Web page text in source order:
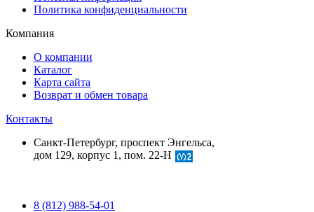
Политика конфиденциальности
Компания
О компании
Каталог
Карта сайта
Возврат и обмен товара
Контакты
Санкт-Петербург, проспект Энгельса,
дом 129, корпус 1, пом. 22-Н
8 (812) 988-54-01